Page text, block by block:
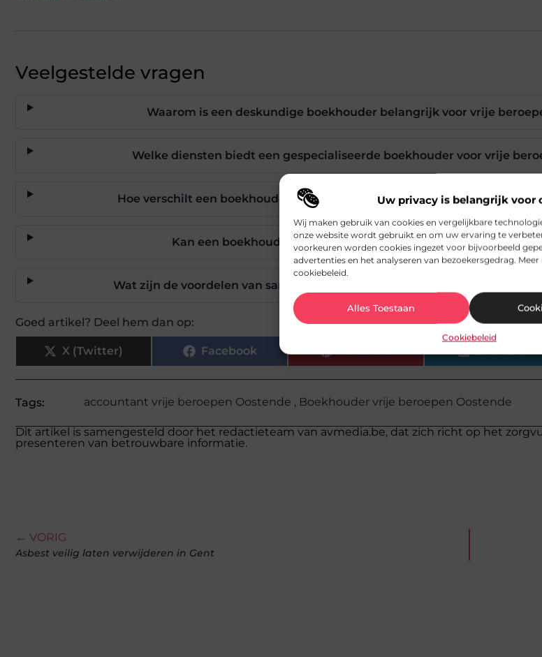
Uw privacy is belangrijk voor
Wij maken gebruik van cookies en vergelijkbare
onze website wordt gebruikt en om uw ervaring te
voorkeuren worden cookies ingezet voor bijvoorbeeld
advertenties en het analyseren van bezoekersgedrag.
cookiebeleid.
Alles Toestaan
Cookiebeleid
Veelgestelde vragen
Waarom is een deskundige boekhouder belangrijk voor vrije
Welke diensten biedt een gespecialiseerde boekhouder voor vrije
Hoe verschilt een boekhouder voor vrije beroepen van een reguliere
Kan een boekhouder helpen met financiële planning en groei?
Wat zijn de voordelen van samenwerking met een lokale boekhouder in
Goed artikel? Deel hem dan op:
X (Twitter) Facebook Pinterest LinkedIn
Tags: accountant vrije beroepen Oostende , Boekhouder vrije beroepen Oostende
Dit artikel is samengesteld door het redactieteam van avmedia.be, dat zich richt op het
presenteren van betrouwbare informatie.
← VORIG
Asbest veilig laten verwijderen in Gent